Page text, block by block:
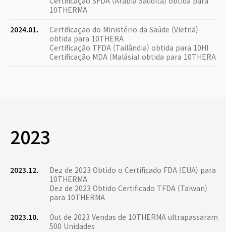
10THERMA
2024.01.
Certificação do Ministério da Saúde (Vietnã)
obtida para 10THERA
Certificação TFDA (Tailândia) obtida para 10HI
Certificação MDA (Malásia) obtida para 10THERA
2023
2023.12.
Dez de 2023 Obtido o Certificado FDA (EUA) para
10THERMA
Dez de 2023 Obtido Certificado TFDA (Taiwan)
para 10THERMA
2023.10.
Out de 2023 Vendas de 10THERMA ultrapassaram
500 Unidades